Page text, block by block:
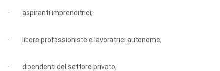
· aspiranti imprenditrici;
· libere professioniste e lavoratrici autonome;
· dipendenti del settore privato;